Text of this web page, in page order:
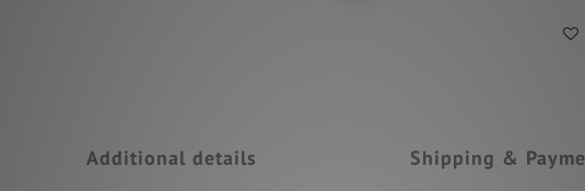
Additional details Shipping &